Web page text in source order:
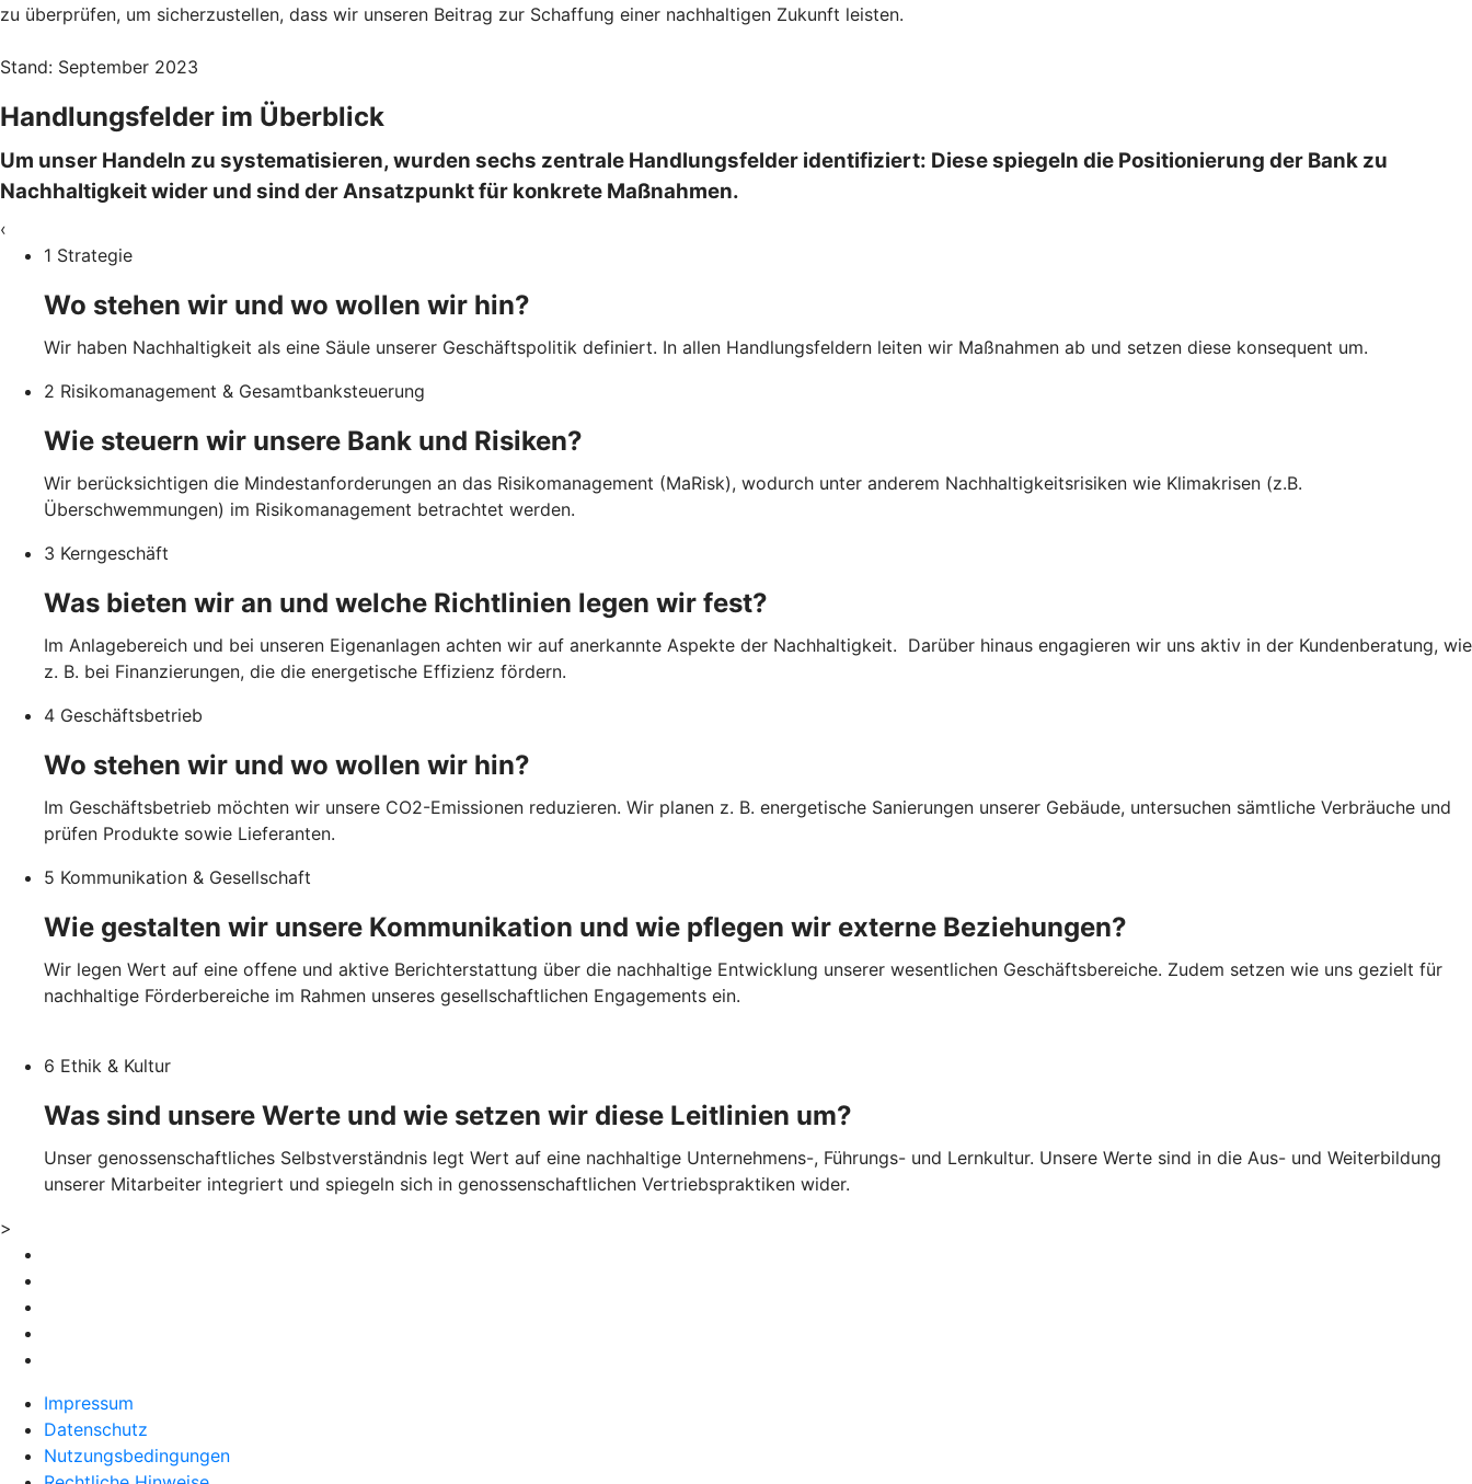
zu überprüfen, um sicherzustellen, dass wir unseren Beitrag zur Schaffung einer nachhaltigen Zukunft leisten.
Stand: September 2023
Handlungsfelder im Überblick
Um unser Handeln zu systematisieren, wurden sechs zentrale Handlungsfelder identifiziert: Diese spiegeln die Positionierung der Bank zu
Nachhaltigkeit wider und sind der Ansatzpunkt für konkrete Maßnahmen.
‹
1 Strategie
Wo stehen wir und wo wollen wir hin?
Wir haben Nachhaltigkeit als eine Säule unserer Geschäftspolitik definiert. In allen Handlungsfeldern leiten wir Maßnahmen ab und setzen diese konsequent um.
2 Risikomanagement & Gesamtbanksteuerung
Wie steuern wir unsere Bank und Risiken?
Wir berücksichtigen die Mindestanforderungen an das Risikomanagement (MaRisk), wodurch unter anderem Nachhaltigkeitsrisiken wie Klimakrisen (z.B.
Überschwemmungen) im Risikomanagement betrachtet werden.
3 Kerngeschäft
Was bieten wir an und welche Richtlinien legen wir fest?
Im Anlagebereich und bei unseren Eigenanlagen achten wir auf anerkannte Aspekte der Nachhaltigkeit. Darüber hinaus engagieren wir uns aktiv in der Kundenberatung, wie
z. B. bei Finanzierungen, die die energetische Effizienz fördern.
4 Geschäftsbetrieb
Wo stehen wir und wo wollen wir hin?
Im Geschäftsbetrieb möchten wir unsere CO2-Emissionen reduzieren. Wir planen z. B. energetische Sanierungen unserer Gebäude, untersuchen sämtliche Verbräuche und
prüfen Produkte sowie Lieferanten.
5 Kommunikation & Gesellschaft
Wie gestalten wir unsere Kommunikation und wie pflegen wir externe Beziehungen?
Wir legen Wert auf eine offene und aktive Berichterstattung über die nachhaltige Entwicklung unserer wesentlichen Geschäftsbereiche. Zudem setzen wie uns gezielt für
nachhaltige Förderbereiche im Rahmen unseres gesellschaftlichen Engagements ein.
6 Ethik & Kultur
Was sind unsere Werte und wie setzen wir diese Leitlinien um?
Unser genossenschaftliches Selbstverständnis legt Wert auf eine nachhaltige Unternehmens-, Führungs- und Lernkultur. Unsere Werte sind in die Aus- und Weiterbildung
unserer Mitarbeiter integriert und spiegeln sich in genossenschaftlichen Vertriebspraktiken wider.
>
Impressum
Datenschutz
Nutzungsbedingungen